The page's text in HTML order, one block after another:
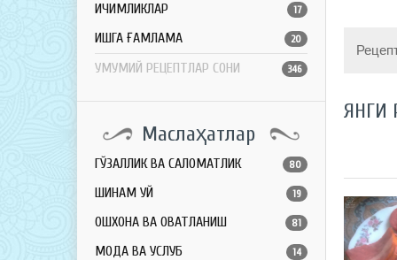
ИЧИМЛИКЛАР 17
ҚИШГА ҒАМЛАМА 20
УМУМИЙ РЕЦЕПТЛАР СОНИ 346
Маслаҳатлар
ГЎЗАЛЛИК ВА САЛОМАТЛИК 80
ШИНАМ УЙ 19
ОШХОНА ВА ОВҚАТЛАНИШ 81
МОДА ВА УСЛУБ 14
ЯНГИ